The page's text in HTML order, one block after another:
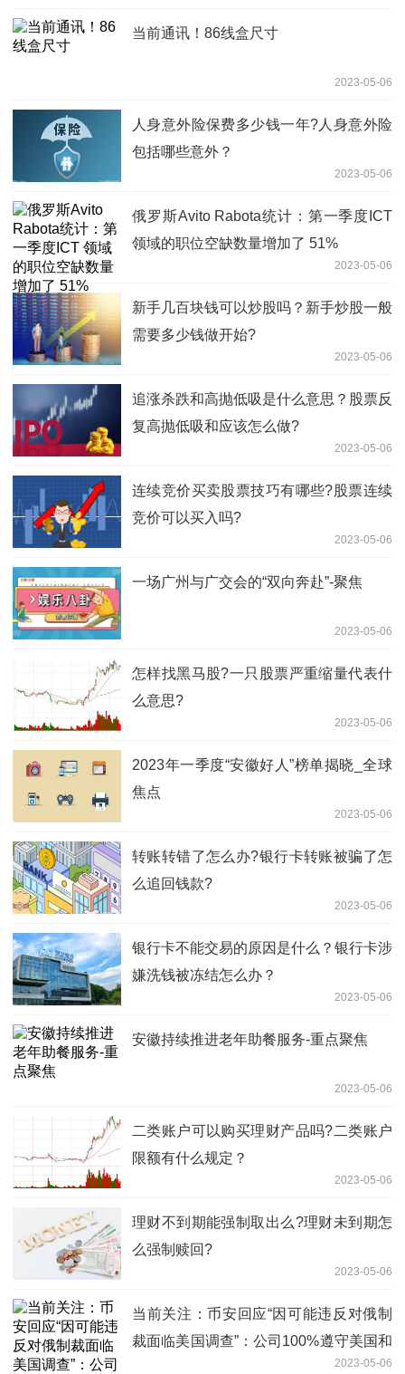
当前通讯！86线盒尺寸
2023-05-06
人身意外险保费多少钱一年?人身意外险
包括哪些意外？
2023-05-06
俄罗斯Avito Rabota统计：第一季度ICT
领域的职位空缺数量增加了 51%
2023-05-06
新手几百块钱可以炒股吗？新手炒股一般
需要多少钱做开始?
2023-05-06
追涨杀跌和高抛低吸是什么意思？股票反
复高抛低吸和应该怎么做?
2023-05-06
连续竞价买卖股票技巧有哪些?股票连续
竞价可以买入吗?
2023-05-06
一场广州与广交会的“双向奔赴”-聚焦
2023-05-06
怎样找黑马股?一只股票严重缩量代表什
么意思?
2023-05-06
2023年一季度“安徽好人”榜单揭晓_全球
焦点
2023-05-06
转账转错了怎么办?银行卡转账被骗了怎
么追回钱款?
2023-05-06
银行卡不能交易的原因是什么？银行卡涉
嫌洗钱被冻结怎么办？
2023-05-06
安徽持续推进老年助餐服务-重点聚焦
2023-05-06
二类账户可以购买理财产品吗?二类账户
限额有什么规定？
2023-05-06
理财不到期能强制取出么?理财未到期怎
么强制赎回?
2023-05-06
当前关注：币安回应“因可能违反对俄制
裁面临美国调查”：公司100%遵守美国和
2023-05-06